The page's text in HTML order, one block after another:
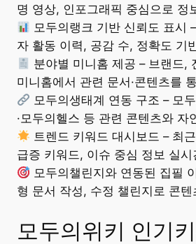
명 영상, 인포그래픽 중심으로 정
모두의랭크 기반 신뢰도 표시
자 활동 이력, 공감 수, 정확도 기
분야별 미니홈 제공 – 브랜드,
미니홈에서 관련 문서·콘텐츠를
모두의생태계 연동 구조 – 모
·모두의헬스 등 관련 콘텐츠와 자
트렌드 키워드 대시보드 – 최
급증 키워드, 이슈 중심 정보 실시
모두의챌린지와 연동된 집필
형 문서 작성, 수정 챌린지로 콘
모두의위키 인기